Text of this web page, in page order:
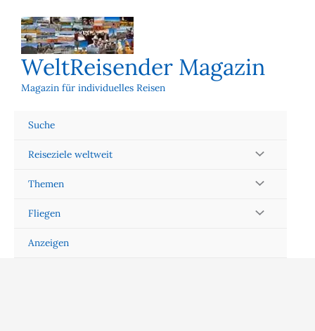
Inhalt
springen
WeltReisender Magazin
Magazin für individuelles Reisen
Suche
Reiseziele weltweit
Themen
Fliegen
Anzeigen